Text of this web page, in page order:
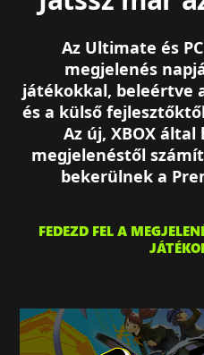
Az Ultimate és
megjelenés
játékokkal, beleértve
és a külső
Az új, XBOX
megjelenéstől
bekerülnek a
FEDEZD FEL A